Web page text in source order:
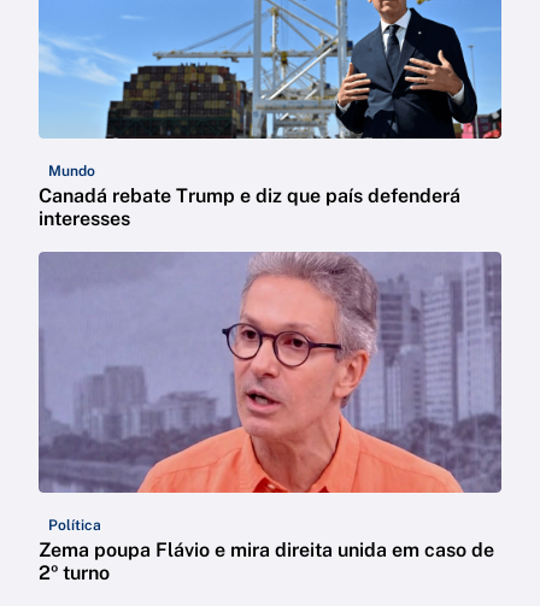
Mundo
Canadá rebate Trump e diz que país defenderá
interesses
Política
Zema poupa Flávio e mira direita unida em caso de
2º turno